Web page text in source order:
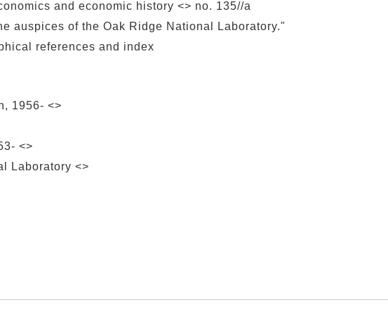
and economic history <> no. 135//a
auspices of the Oak Ridge National Laboratory."
references and index
1956- <>
<>
Laboratory <>